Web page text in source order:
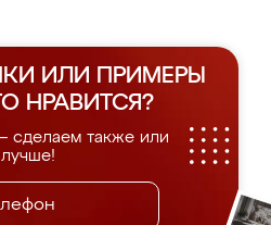
ИЛИ ПРИМЕРЫ
НРАВИТСЯ?
сделаем также или
лучше!